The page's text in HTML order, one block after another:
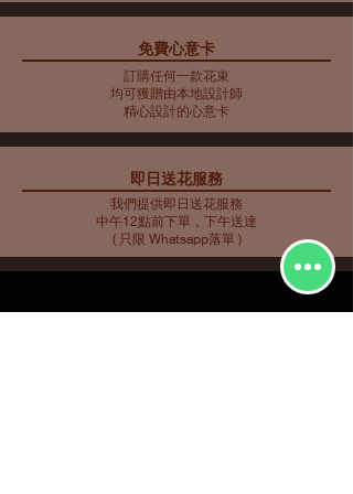
母親節花束 3
價格
HK$350.00
母親節花束4
價格
HK$585.00
母親節花束 5
價格
HK$562.00
母親節花束 6
價格
HK$480.00
母親節花束 7
價格
HK$561.00
母親節花瓶 8
價格
HK$719.00
母親節花瓶 9
價格
HK$732.00
母親節花束 10
價格
HK$548.00
藍色主調花束11
價格
HK$907.00
藍色主調花束10
價格
HK$763.00
藍色主調花束9
價格
HK$858.00
藍色主調花束8
價格
HK$2,253.00
藍色主調花束7
價格
HK$734.00
藍色主調花束6
價格
HK$773.00
藍色主調花束5
價格
HK$716.00
免費心意卡
訂購任何一款花束
均可獲贈由本地設計師
精心設計的心意卡
即日送花服務
我們提供即日送花服務
中午12點前下單，下午送達
( 只限 Whatsapp落單 )